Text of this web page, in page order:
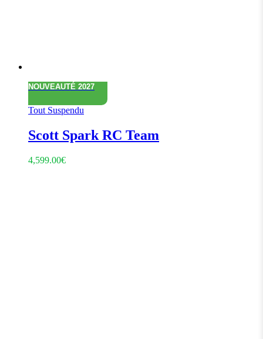
NOUVEAUTÉ 2027
Tout Suspendu
Scott Spark RC Team
4,599.00€